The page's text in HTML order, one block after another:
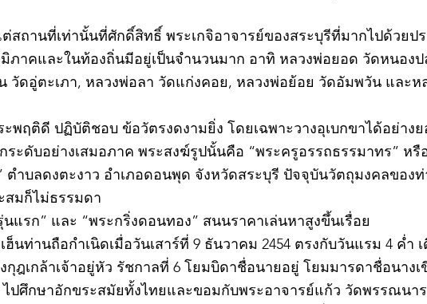
สถานที่เท่านั้นที่ศักดิ์สิทธิ์ พระเกจิอาจารย์ของสระบุรีที่มากไปด้วย
ภาคและในท้องถิ่นมีอยู่เป็นจำนวนมาก อาทิ หลวงพ่อยอด วัดหนอง
ดอู่ตะเภา, หลวงพ่อลา วัดแก่งคอย, หลวงพ่อย้อย วัดอัมพวัน และห
พฤติดี ปฏิบัติชอบ ข้อวัตรงดงามยิ่ง โดยเฉพาะวางอุเบกขาได้อย่าง
ะดับอย่างเสมอภาค พระสงฆ์รูปนั้นคือ “พระครูอรรถธรรมาทร” หรื
ตำบลดงตะงาว อำเภอดอนพุด จังหวัดสระบุรี ปัจจุบันวัตถุมงคลของท่
มก็ไม่ธรรมดา
แรก” และ “พระกริ่งดอนทอง” สนนราคาเล่นหาสูงขึ้นเรื่อย
ฮ็นท่านถือกำเนิดเมื่อวันเสาร์ที่ 9 ธันวาคม 2454 ตรงกับวันแรม 4 ค่ำ
กุฎเกล้าเจ้าอยู่หัว รัชกาลที่ 6 โยมบิดาชื่อนายอยู่ โยมมารดาชื่อนาง
ไปศึกษาอักขระสมัยทั้งไทยและขอมกับพระอาจารย์แก้ว วัดพรรณน